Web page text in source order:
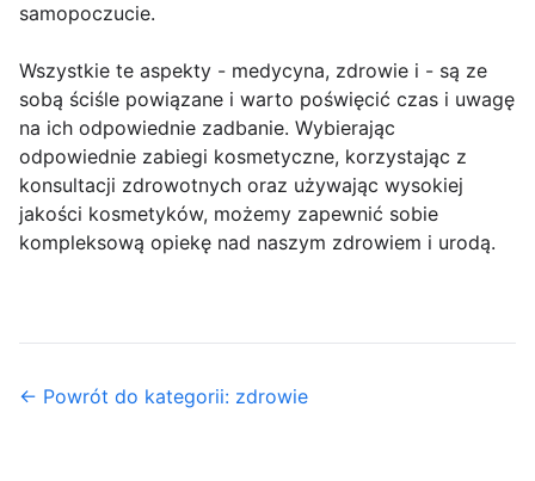
samopoczucie.
Wszystkie te aspekty - medycyna, zdrowie i - są ze
sobą ściśle powiązane i warto poświęcić czas i uwagę
na ich odpowiednie zadbanie. Wybierając
odpowiednie zabiegi kosmetyczne, korzystając z
konsultacji zdrowotnych oraz używając wysokiej
jakości kosmetyków, możemy zapewnić sobie
kompleksową opiekę nad naszym zdrowiem i urodą.
← Powrót do kategorii: zdrowie